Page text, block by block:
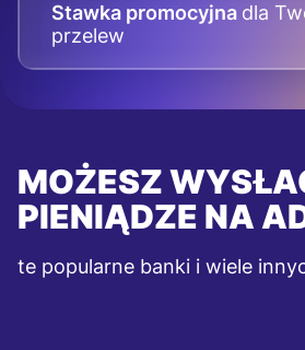
Stawka promocyjna dla
przelew
MOŻESZ
PIENIĄDZE NA
te popularne banki i wiele